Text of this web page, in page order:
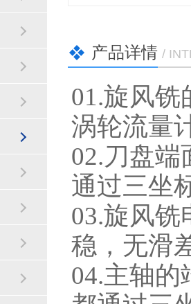
产品详情 /
01.旋风
涡轮流量
02.刀盘
通过三坐
03.旋风
稳，无滑
04.主轴